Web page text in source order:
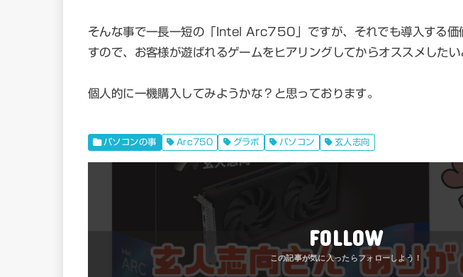
そんな事で一長一短の「Intel Arc750」ですが、それでも導入する価
すので、お客様が遊ばれるゲームをヒアリングしてからオススメしたい
個人的に一機購入してみようかな？と思っております。
パソコンの事 Arc750 グラボ パソコン 玄人志向
FOLLOW